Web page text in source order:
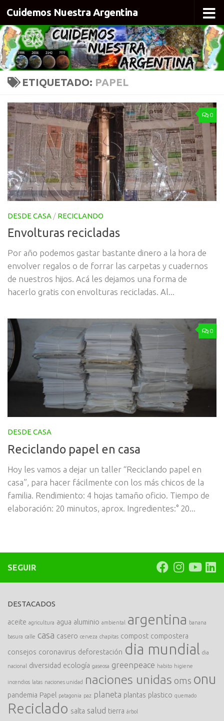
Skip to content
Cuidemos Nuestra Argentina
ETIQUETADO: PAPEL
0
DESDE CASA / RECICLANDO
Envolturas recicladas
Por año podemos gastar bastante dinero a la hora de
envolver regalos o de forrar las carpetas y cuadernos
de nuestros hijos. Acá les dejamos una forma de
hacerlo gratis con envolturas recicladas. Al...
0
DESDE CASA
Reciclando papel en casa
Hoy les vamos a dejar un taller “Reciclando papel en
casa”, para hacer fácilmente con los más chicos de la
familia. Rendimiento: 4 hojas tamaño oficio. Tiempo de
elaboración: 20 minutos, aprox. Ingredientes:° 20...
SEGUIR
DESTACADOS
aceite agricultura agua aluminio ambiental argentina banana
basura calle casa casero cerveza chapitas compost compostera
consejos coronavirus deforestación dia mundial dia
nacional diversidad ecología gaseosa greenpeace habito higiene
incendios latas naciones unidad naciones unidas oms onu
pandemia Papel patagonia paz planeta plantas plastico quemado
Reciclado salta salud tierra árbol